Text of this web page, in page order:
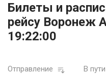
Билеты и
рейсу Воронеж
19:22:00
Отправление В пути